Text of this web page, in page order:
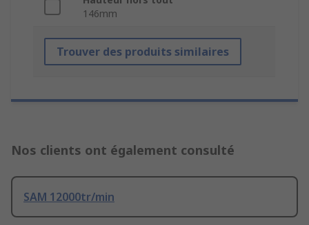
146mm
Trouver des produits similaires
Nos clients ont également consulté
SAM 12000tr/min